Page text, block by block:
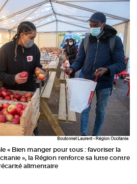
« Bien manger pour tous : favoriser la
», la Région renforce sa lutte contre
alimentaire